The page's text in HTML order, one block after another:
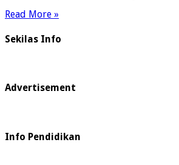
Read More »
Sekilas Info
Advertisement
Info Pendidikan